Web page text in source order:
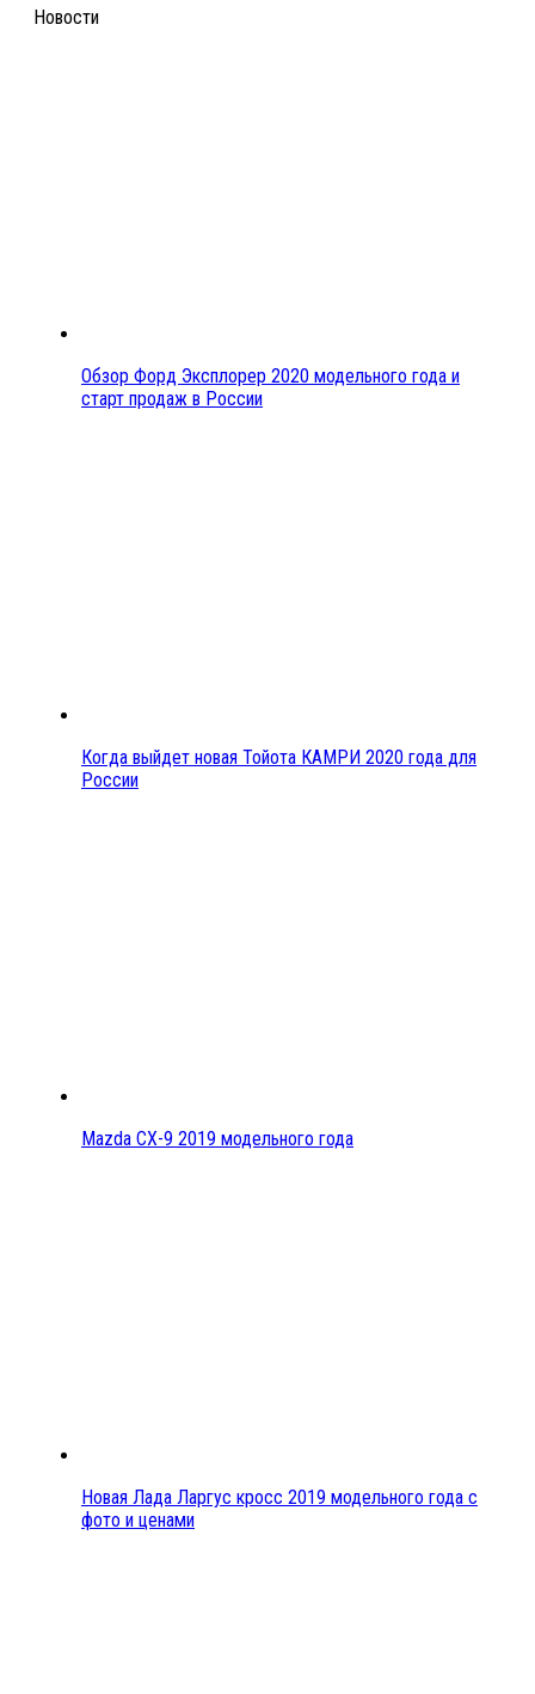
Новости
Обзор Форд Эксплорер 2020 модельного года и
старт продаж в России
Когда выйдет новая Тойота КАМРИ 2020 года для
России
Mazda CX-9 2019 модельного года
Новая Лада Ларгус кросс 2019 модельного года с
фото и ценами